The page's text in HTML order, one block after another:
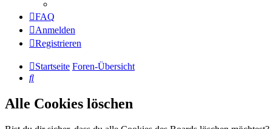
FAQ
Anmelden
Registrieren
Startseite Foren-Übersicht
Suche
Alle Cookies löschen